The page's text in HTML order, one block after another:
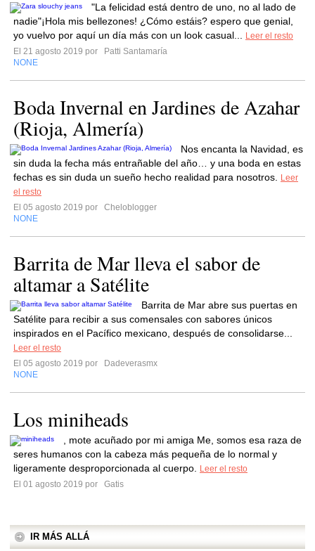
"La felicidad está dentro de uno, no al lado de
nadie"¡Hola mis bellezones! ¿Cómo estáis? espero que genial,
yo vuelvo por aquí un día más con un look casual...
Leer el resto
El 21 agosto 2019 por
Patti Santamaría
NONE
Boda Invernal en Jardines de Azahar
(Rioja, Almería)
Nos encanta la Navidad, es
sin duda la fecha más entrañable del año… y una boda en estas
fechas es sin duda un sueño hecho realidad para nosotros.
Leer
el resto
El 05 agosto 2019 por
Cheloblogger
NONE
Barrita de Mar lleva el sabor de
altamar a Satélite
Barrita de Mar abre sus puertas en
Satélite para recibir a sus comensales con sabores únicos
inspirados en el Pacífico mexicano, después de consolidarse...
Leer el resto
El 05 agosto 2019 por
Dadeverasmx
NONE
Los miniheads
, mote acuñado por mi amiga Me, somos esa raza de
seres humanos con la cabeza más pequeña de lo normal y
ligeramente desproporcionada al cuerpo.
Leer el resto
El 01 agosto 2019 por
Gatis
IR MÁS ALLÁ